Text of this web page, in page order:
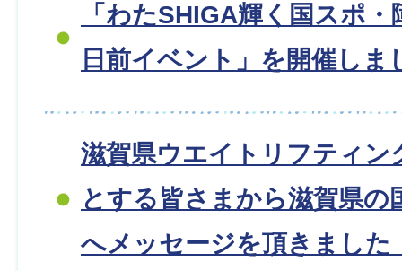
「わたSHIGA輝く国スポ
日前イベント」を開催しま
滋賀県ウエイトリフティン
とする皆さまから滋賀県の
へメッセージを頂きました